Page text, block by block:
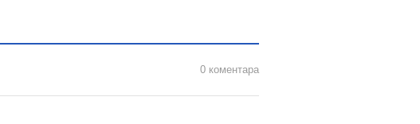
0 коментара